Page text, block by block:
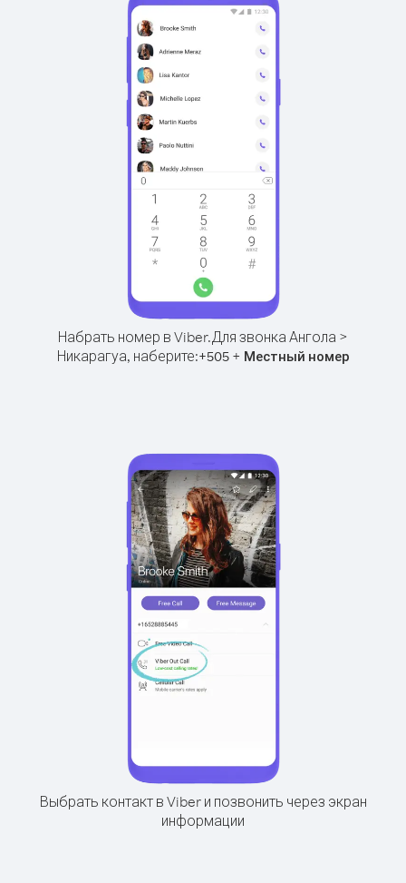
Набрать номер в Viber.Для звонка Ангола >
Никарагуа, наберите:+505+ Местный номер
Выбрать контакт в Viber и позвонить через экран
информации